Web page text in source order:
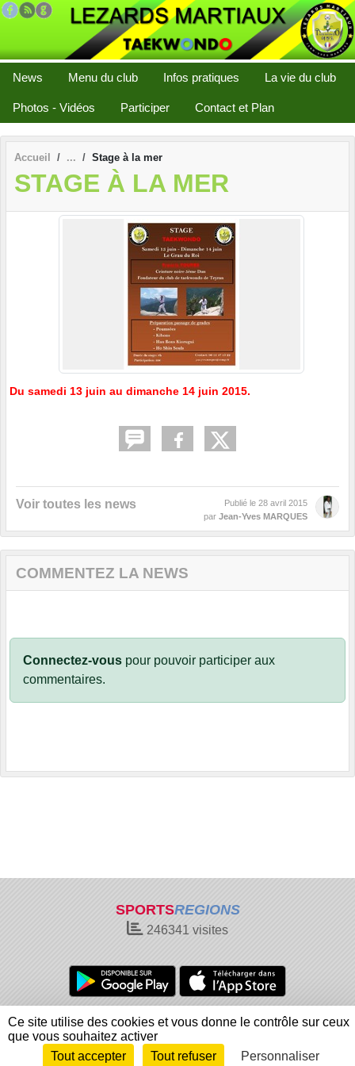
News Menu du club Infos pratiques La vie du club
Photos - Vidéos Participer Contact et Plan
Accueil Stage à la mer
STAGE À LA MER
Du samedi 13 juin au dimanche 14 juin 2015.
Voir toutes les news Publié le 28 avril 2015
par Jean-Yves MARQUES
COMMENTEZ LA NEWS
Connectez-vous pour pouvoir participer aux
commentaires.
SPORTSREGIONS
246341 visites
Charte cookies
Gestion des cookies
Informations légales
Signaler un contenu inapproprié
Envie de participer ?
Connexion
Panneau de gestion des cookies
Ce site utilise des cookies et vous donne le contrôle sur ceux
que vous souhaitez activer
Tout accepter
Tout refuser Personnaliser